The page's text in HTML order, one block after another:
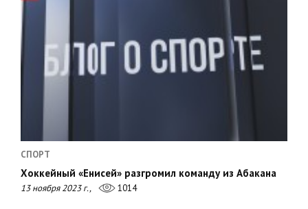
СПОРТ
Хоккейный «Енисей» разгромил команду из Абакана
13 ноября 2023 г., 1014